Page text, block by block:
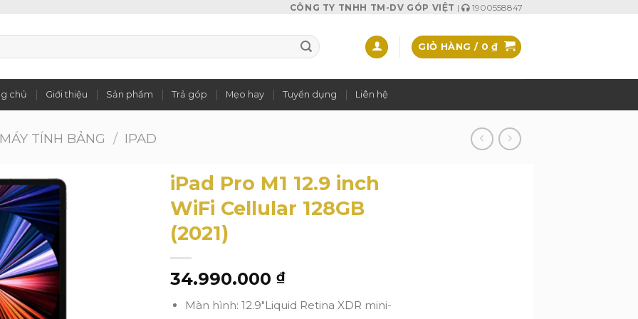
CÔNG TY TNHH TM-DV GÓP VIỆT | 1900558847
GIỎ HÀNG / 0₫
chủ Giới thiệu Sản phẩm Trả góp Mẹo hay Tuyển dụng Liên hệ
MÁY TÍNH BẢNG / IPAD
iPad Pro M1 12.9 inch
WiFi Cellular 128GB
(2021)
34.990.000 ₫
Màn hình: 12.9″Liquid Retina XDR mini-